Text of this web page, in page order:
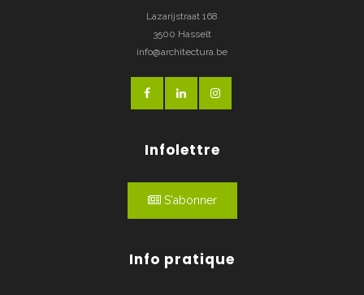
Lazarijstraat 168
3500 Hasselt
info@architectura.be
Infolettre
S'abonner
Info pratique